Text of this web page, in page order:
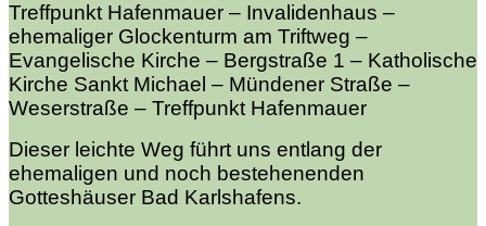
Treffpunkt Hafenmauer – Invalidenhaus –
ehemaliger Glockenturm am Triftweg –
Evangelische Kirche – Bergstraße 1 – Katholische
Kirche Sankt Michael – Mündener Straße –
Weserstraße – Treffpunkt Hafenmauer
Dieser leichte Weg führt uns entlang der
ehemaligen und noch bestehenenden
Gotteshäuser Bad Karlshafens.